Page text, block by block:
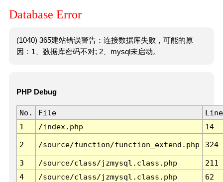
Database Error
(1040) 365建站错误警告：连接数据库失败，可能的原
因：1、数据库密码不对; 2、mysql未启动。
PHP Debug
No. File
Line
1
/index.php 14
2 /source/function/function_extend.php 324
3 /source/class/jzmysql.class.php
211
4
/source/class/jzmysql.class.php
62